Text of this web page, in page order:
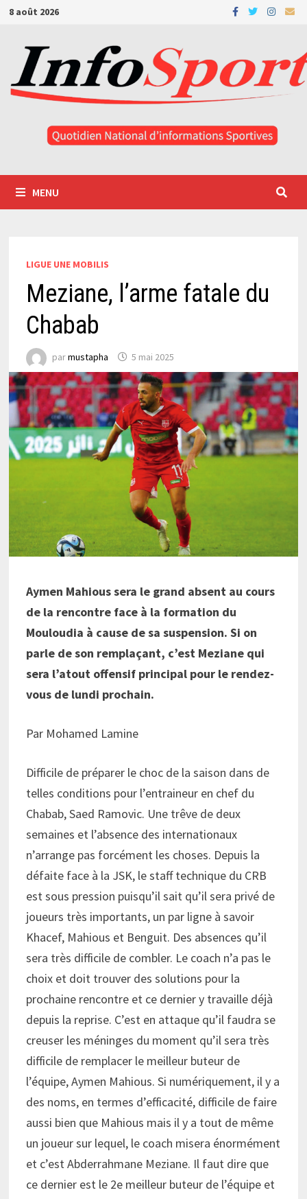
Passer
contenu
8 août 2026
MENU
LIGUE UNE MOBILIS
Meziane, l’arme fatale du
Chabab
parmustapha 5 mai 2025
Aymen Mahious sera le grand absent au cours
de la rencontre face à la formation du
Mouloudia à cause de sa suspension. Si on
parle de son remplaçant, c’est Meziane qui
sera l’atout offensif principal pour le rendez-
vous de lundi prochain.
Par Mohamed Lamine
Difficile de préparer le choc de la saison dans de
telles conditions pour l’entraineur en chef du
Chabab, Saed Ramovic. Une trêve de deux
semaines et l’absence des internationaux
n’arrange pas forcément les choses. Depuis la
défaite face à la JSK, le staff technique du CRB
est sous pression puisqu’il sait qu’il sera privé de
joueurs très importants, un par ligne à savoir
Khacef, Mahious et Benguit. Des absences qu’il
sera très difficile de combler. Le coach n’a pas le
choix et doit trouver des solutions pour la
prochaine rencontre et ce dernier y travaille déjà
depuis la reprise. C’est en attaque qu’il faudra se
creuser les méninges du moment qu’il sera très
difficile de remplacer le meilleur buteur de
l’équipe, Aymen Mahious. Si numériquement, il y a
des noms, en termes d’efficacité, difficile de faire
aussi bien que Mahious mais il y a tout de même
un joueur sur lequel, le coach misera énormément
et c’est Abderrahmane Meziane. Il faut dire que
ce dernier est le 2e meilleur buteur de l’équipe et